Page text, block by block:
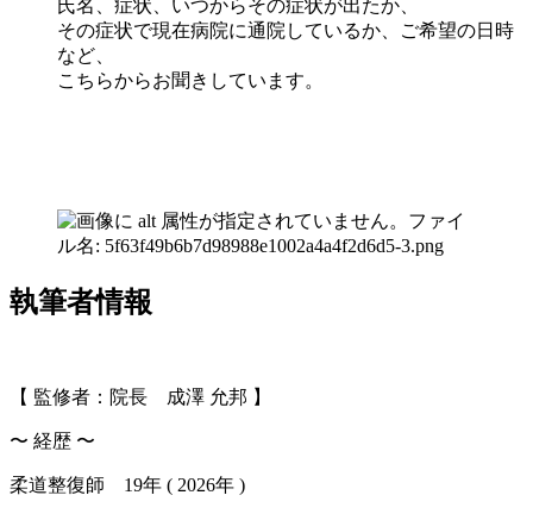
氏名、症状、いつからその症状が出たか、
その症状で現在病院に通院しているか、ご希望の日時
など、
こちらからお聞きしています。
執筆者情報
【 監修者：院長 成澤 允邦 】
〜 経歴 〜
柔道整復師 19年 ( 2026年 )